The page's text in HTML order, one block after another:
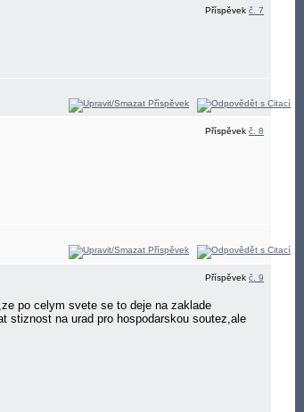
Příspěvek č. 7
Příspěvek č. 8
Příspěvek č. 9
po celym svete se to deje na zaklade
stiznost na urad pro hospodarskou soutez,ale